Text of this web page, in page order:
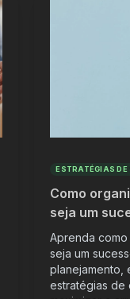
ESTRATÉGIAS DE
Como
seja um
Aprenda
seja um
planejamento,
estratégias de